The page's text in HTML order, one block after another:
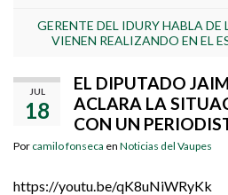
GERENTE DEL IDURY HABLA DE
VIENEN REALIZANDO EN EL
JUL
18
EL DIPUTADO
ACLARA LA
CON UN
Por camilo fonseca en Noticias del Vaupes
https://youtu.be/qK8uNiWRyKk